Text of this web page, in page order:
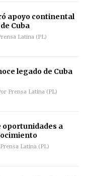
apoyo continental
Cuba
Latina (PL)
legado de Cuba
Prensa Latina (PL)
a
Latina (PL)